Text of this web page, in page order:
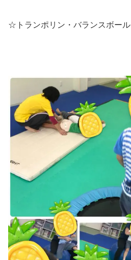
☆トランポリン・バランスボール